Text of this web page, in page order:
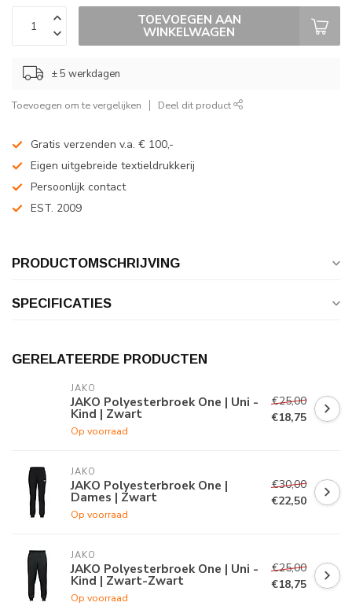
TOEVOEGEN AAN
WINKELWAGEN
± 5 werkdagen
Toevoegen om te vergelijken Deel dit product
Gratis verzenden v.a. € 100,-
Eigen uitgebreide textieldrukkerij
Persoonlijk contact
EST. 2009
PRODUCTOMSCHRIJVING
SPECIFICATIES
GERELATEERDE PRODUCTEN
JAKO
JAKO Polyesterbroek One | Uni -
Kind | Zwart
Op voorraad
€25,00
€18,75
JAKO
JAKO Polyesterbroek One |
Dames | Zwart
Op voorraad
€30,00
€22,50
JAKO
JAKO Polyesterbroek One | Uni -
Kind | Zwart-Zwart
Op voorraad
€25,00
€18,75